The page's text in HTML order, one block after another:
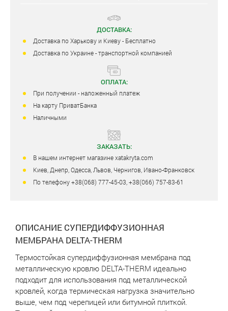
ДОСТАВКА:
Доставка по Харькову и Киеву - Бесплатно
Доставка по Украине - транспортной компанией
ОПЛАТА:
При получении - наложенный платеж
На карту ПриватБанка
Наличными
ЗАКАЗАТЬ:
В нашем интернет магазине xatakryta.com
Киев, Днепр, Одесса, Львов, Чернигов, Ивано-Франковск
По телефону +38(068) 777-45-03, +38(066) 757-83-61
ОПИСАНИЕ СУПЕРДИФФУЗИОННАЯ
МЕМБРАНА DELTA-THERM
Термостойкая супердиффузионная мембрана под
металлическую кровлю DELTA-THERM идеально
подходит для использования под металлической
кровлей, когда термическая нагрузка значительно
выше, чем под черепицей или битумной плиткой.